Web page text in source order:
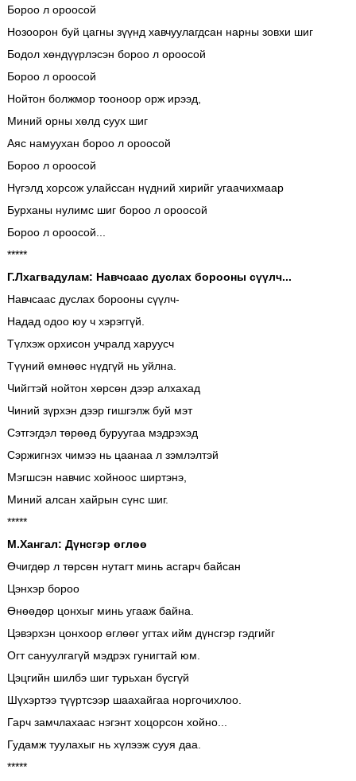
Бороо л ороосой
Нозоорон буй цагны зүүнд хавчуулагдсан нарны зовхи шиг
Бодол хөндүүрлэсэн бороо л ороосой
Бороо л ороосой
Нойтон болжмор тооноор орж ирээд,
Миний орны хөлд суух шиг
Аяс намуухан бороо л ороосой
Бороо л ороосой
Нүгэлд хорсож улайссан нүдний хирийг угаачихмаар
Бурханы нулимс шиг бороо л ороосой
Бороо л ороосой...
*****
Г.Лхагвадулам: Навчсаас дуслах борооны сүүлч...
Навчсаас дуслах борооны сүүлч-
Надад одоо юу ч хэрэггүй.
Түлхэж орхисон учралд харуусч
Түүний өмнөөс нүдгүй нь уйлна.
Чийгтэй нойтон хөрсөн дээр алхахад
Чиний зүрхэн дээр гишгэлж буй мэт
Сэтгэгдэл төрөөд буруугаа мэдрэхэд
Сэржигнэх чимээ нь цаанаа л зэмлэлтэй
Мэгшсэн навчис хойноос ширтэнэ,
Миний алсан хайрын сүнс шиг.
*****
М.Хангал: Дүнсгэр өглөө
Өчигдөр л төрсөн нутагт минь асгарч байсан
Цэнхэр бороо
Өнөөдөр цонхыг минь угааж байна.
Цэвэрхэн цонхоор өглөөг угтах ийм дүнсгэр гэдгийг
Огт сануулгагүй мэдрэх гунигтай юм.
Цэцгийн шилбэ шиг турьхан бүсгүй
Шүхэртээ түүртсээр шаахайгаа норгочихлоо.
Гарч замчлахаас нэгэнт хоцорсон хойно...
Гудамж туулахыг нь хүлээж сууя даа.
*****